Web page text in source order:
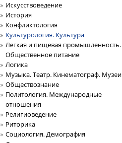
Искусствоведение
История
Конфликтология
Культурология. Культура
Легкая и пищевая промышленность.
Общественное питание
Логика
Музыка. Театр. Кинематограф. Музеи
Обществознание
Политология. Международные
отношения
Религиоведение
Риторика
Социология. Демография